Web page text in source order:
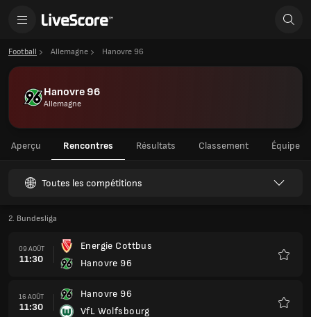
Football Allemagne Hanovre 96
Hanovre 96
Allemagne
Aperçu Rencontres Résultats Classement Équipe
Toutes les compétitions
2. Bundesliga
09 AOÛT
11:30
Energie Cottbus
Hanovre 96
16 AOÛT
11:30
Hanovre 96
VfL Wolfsbourg